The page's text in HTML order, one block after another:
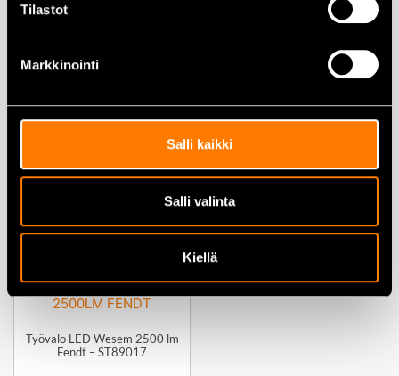
Tilastot
Markkinointi
Salli kaikki
Salli valinta
Kiellä
TYÖVALO LED OSRAM
45,00€
TYÖVALO LED OSRAM
179,00€
Työvalo LED Wesem 2500 lm
Fendt – ST89017